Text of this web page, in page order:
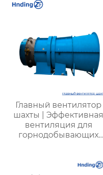
Главный вентилятор
шахты | Эффективная
вентиляция для
горнодобывающих
безопасности